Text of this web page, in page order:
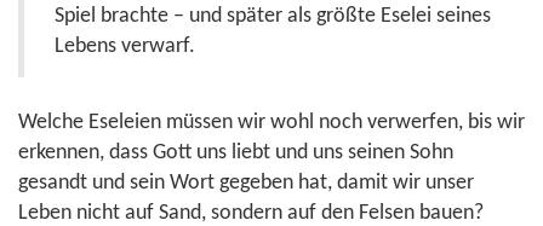
Spiel brachte – und später als größte Eselei seines
Lebens verwarf.
Welche Eseleien müssen wir wohl noch verwerfen, bis wir
erkennen, dass Gott uns liebt und uns seinen Sohn
gesandt und sein Wort gegeben hat, damit wir unser
Leben nicht auf Sand, sondern auf den Felsen bauen?